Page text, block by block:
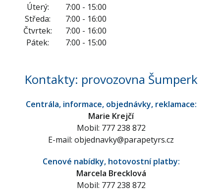
Úterý:
Středa:
Čtvrtek:
Pátek:
7:00 - 15:00
7:00 - 16:00
7:00 - 16:00
7:00 - 15:00
Kontakty: provozovna Šumperk
Centrála, informace, objednávky, reklamace:
Marie Krejčí
Mobil: 777 238 872
E-mail: objednavky@parapetyrs.cz
Cenové nabídky, hotovostní platby:
Marcela Brecklová
Mobil: 777 238 872